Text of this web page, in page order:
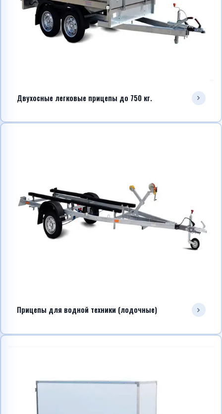
Двухосные легковые прицепы до 750 кг.
Прицепы для водной техники (лодочные)